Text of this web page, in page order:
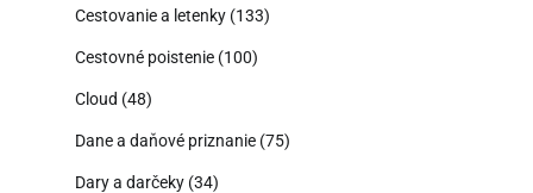
Cestovanie a letenky (133)
Cestovné poistenie (100)
Cloud (48)
Dane a daňové priznanie (75)
Dary a darčeky (34)